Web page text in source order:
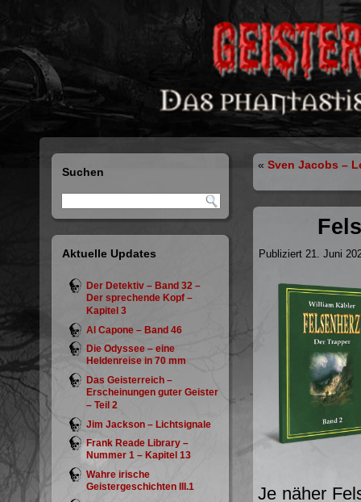
Suchen
Aktuelle Updates
Der Detektiv – Band 32 –
Der sprechende Kopf –
Kapitel 3
Al Capone – Band 46
Die Odyssee – eine
Heldenreise in 70 mm
Das Geisterreich –
Erscheinungen guter Geister
– Teil 2
Jim Jackson – Lichtsignale
Frank Reade Library –
Nummer 1 – Kapitel 13
Wahre irische
Geistergeschichten III.1
« Sven Jacobs –
Publiziert 21. Juni
Je näher